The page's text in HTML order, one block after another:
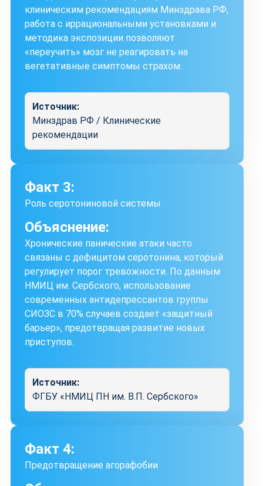
клиническим рекомендациям Минздрава РФ,
работа с иррациональными установками и
методика экспозиции позволяют
«переучить» мозг не реагировать на
вегетативные симптомы страхом.
Источник:
Минздрав РФ / Клинические
рекомендации
Факт 3:
Роль серотониновой системы
Объяснение:
Хронические панические атаки часто
связаны с дефицитом серотонина, который
регулирует порог тревожности. По данным
НМИЦ им. Сербского, использование
современных антидепрессантов группы
СИОЗС в 70% случаев создает «защитный
барьер», предотвращая развитие новых
приступов.
Источник:
ФГБУ «НМИЦ ПН им. В.П. Сербского»
Факт 4:
Предотвращение агорафобии